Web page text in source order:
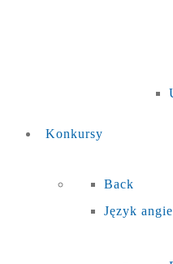
Konkursy
Back
Język